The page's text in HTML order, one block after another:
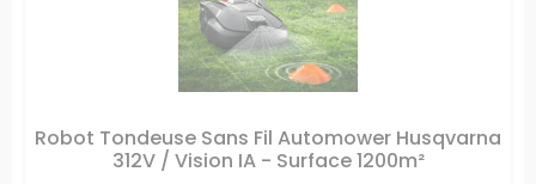
Robot Tondeuse Sans Fil Automower Husqvarna
312V / Vision IA - Surface 1200m²